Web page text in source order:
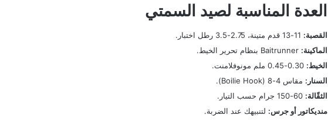
العدة المناسبة لصيد السمتي
القصبة:
الماكينة:
الخيط:
السنار: مقاس 4-8 (Boilie Hook).
الثقّالة:
منديكاتور أو جرس: لتنبيهك عند الضربة.